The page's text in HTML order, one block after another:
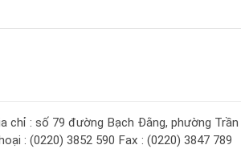
chỉ : số 79 đường Bạch Đằng, phường Trần
: (0220) 3852 590 Fax : (0220) 3847 789